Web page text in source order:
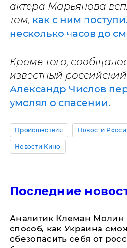
актера Марьянова
том, как с ним
несколько часов до
Кроме того,
известный российский
Александр Числов
умолял о спасении.
Происшествия Новости
Новости Кино
Последние
Аналитик Клеман Молин
способ, как Украина
обезопасить себя от